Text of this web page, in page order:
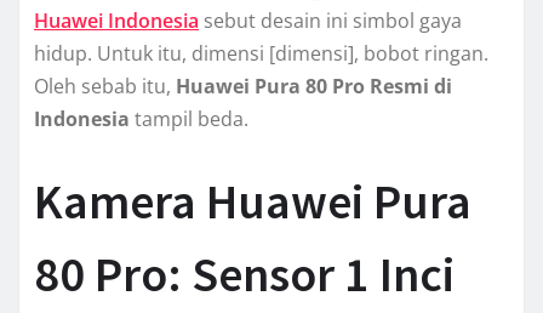
Huawei Indonesia sebut desain ini simbol gaya
hidup. Untuk itu, dimensi [dimensi], bobot ringan.
Oleh sebab itu, Huawei Pura 80 Pro Resmi di
Indonesia tampil beda.
Kamera Huawei Pura
80 Pro: Sensor 1 Inci